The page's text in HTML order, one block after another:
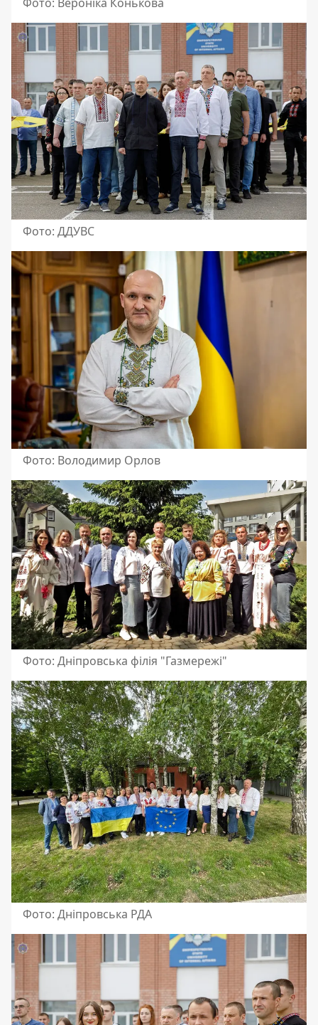
Фото: ДДУВС
Фото: Володимир Орлов
Фото: Дніпровська філія "Газмережі"
Фото: Дніпровська РДА